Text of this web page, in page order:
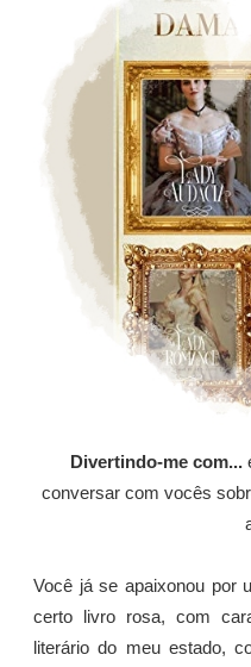
Divertindo-me com...
conversar com vocês
Você já se apaixonou por
certo livro rosa, com
literário do meu estado,